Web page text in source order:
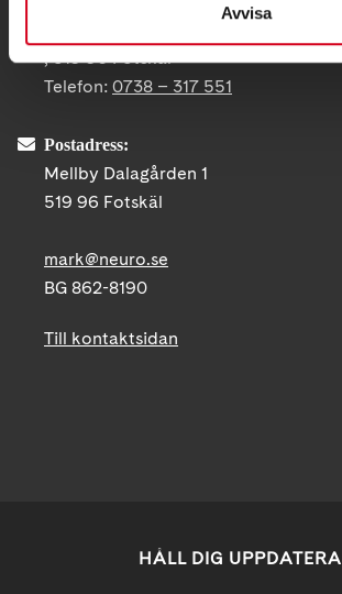
Avvisa
, 519 96 Fotskäl
Telefon: 0738 – 317 551
Postadress:
Mellby Dalagården 1
519 96 Fotskäl
mark@neuro.se
BG 862-8190
Till kontaktsidan
HÅLL DIG